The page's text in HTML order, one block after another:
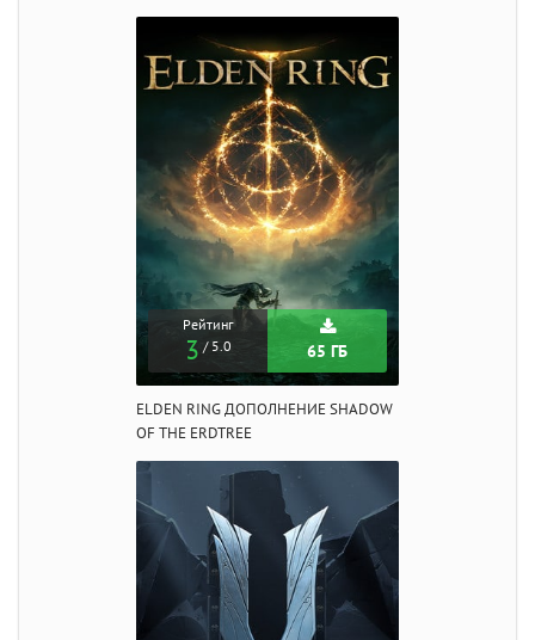
Рейтинг
3 / 5.0 65 ГБ
ELDEN RING ДОПОЛНЕНИЕ SHADOW
OF THE ERDTREE